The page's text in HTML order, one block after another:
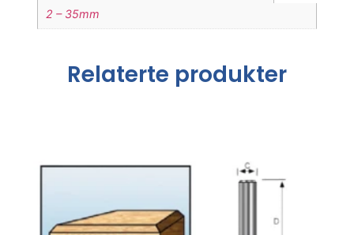
2 – 35mm
Relaterte produkter